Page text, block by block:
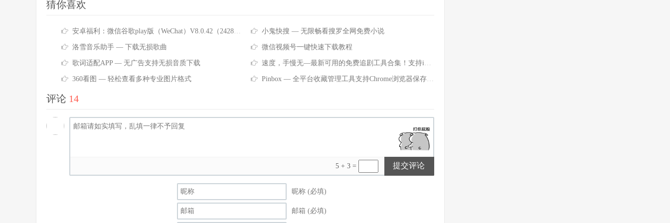
猜你喜欢
安卓福利：微信谷歌play版（WeChat）V8.0.42（2428）正式版 小鬼快搜 — 无限畅看搜罗全网免费小说
洛雪音乐助手 — 下载无损歌曲 微信视频号一键快速下载教程
歌词适配APP — 无广告支持无损音质下载 速度，手慢无—最新可用的免费追剧工具合集！支持iOS和Android
360看图 — 轻松查看多种专业图片格式 Pinbox — 全平台收藏管理工具支持Chrome浏览器保存同步书签
评论 14
5 + 3 = 提交评论
昵称 (必填)
邮箱 (必填)